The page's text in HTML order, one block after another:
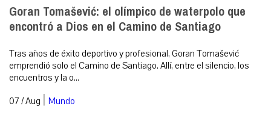
Goran Tomašević: el olímpico de waterpolo que
encontró a Dios en el Camino de Santiago
Tras años de éxito deportivo y profesional, Goran Tomašević
emprendió solo el Camino de Santiago. Allí, entre el silencio, los
encuentros y la o...
07 / Aug | Mundo